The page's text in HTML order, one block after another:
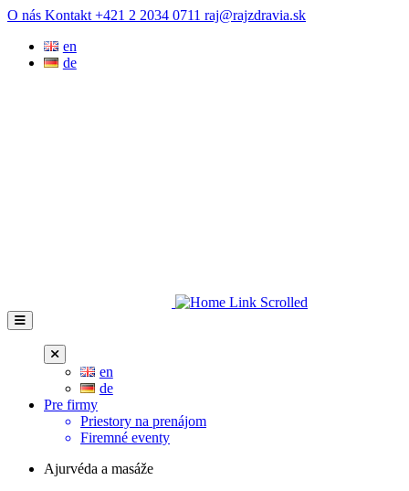
Prejsť
obsah
O nás Kontakt +421 2 2034 0711 raj@rajzdravia.sk
en
de
en
de
Pre firmy
Priestory na prenájom
Firemné eventy
Ajurvéda a masáže